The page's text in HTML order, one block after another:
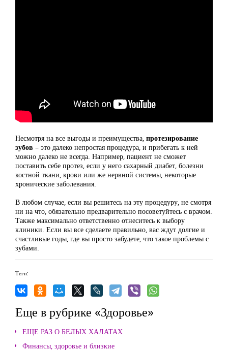
Несмотря на все выгоды и преимущества, протезирование
зубов – это далеко непростая процедура, и прибегать к ней
можно далеко не всегда. Например, пациент не сможет
поставить себе протез, если у него сахарный диабет, болезни
костной ткани, крови или же нервной системы, некоторые
хронические заболевания.
В любом случае, если вы решитесь на эту процедуру, не смотря
ни на что, обязательно предварительно посоветуйтесь с врачом.
Также максимально ответственно отнеситесь к выбору
клиники. Если вы все сделаете правильно, вас ждут долгие и
счастливые годы, где вы просто забудете, что такое проблемы с
зубами.
Теги:
Еще в рубрике «Здоровье»
ЕЩЕ РАЗ О БЕЛЫХ ХАЛАТАХ
Финансы, здоровье и близкие